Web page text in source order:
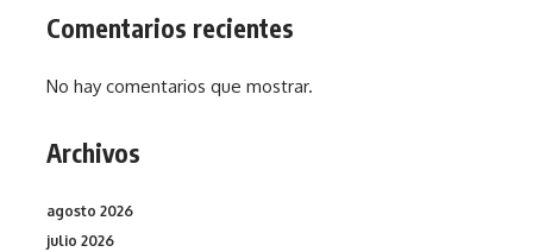
Comentarios recientes
No hay comentarios que mostrar.
Archivos
agosto 2026
julio 2026